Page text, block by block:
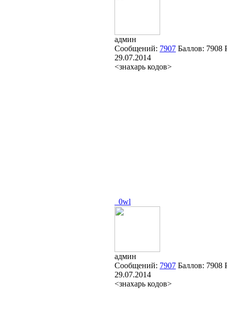
админ
Сообщений: 7907 Баллов: 7908
29.07.2014
<знахарь кодов>
_0wl
админ
Сообщений: 7907 Баллов: 7908
29.07.2014
<знахарь кодов>